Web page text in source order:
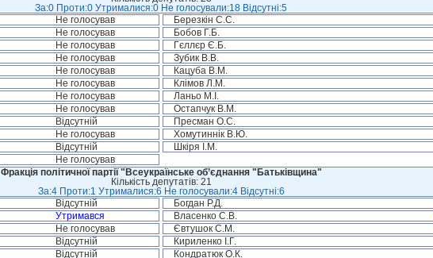
За:0 Проти:0 Утрималися:0 Не голосували:18 Відсутні:5
Не голосував Березкін С.С.
Не голосував Бобов Г.Б.
Не голосував Гєллєр Є.Б.
Не голосував Зубик В.В.
Не голосував Кацуба В.М.
Не голосував Клімов Л.М.
Не голосував Ланьо М.І.
Не голосував Остапчук В.М.
Відсутній Пресман О.С.
Не голосував Хомутиннік В.Ю.
Відсутній Шкіря І.М.
Не голосував
Фракція політичної партії "Всеукраїнське об’єднання "Батьківщина"
Кількість депутатів: 21
За:4 Проти:1 Утрималися:6 Не голосували:4 Відсутні:6
Відсутній Богдан Р.Д.
Утримався Власенко С.В.
Не голосував Євтушок С.М.
Відсутній Кириленко І.Г.
Відсутній Кондратюк О.К.